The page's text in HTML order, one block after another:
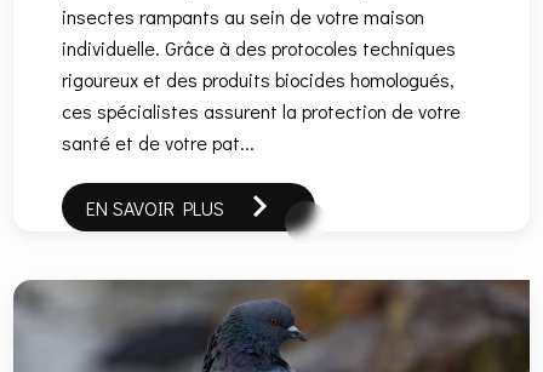
insectes rampants au sein de votre maison
individuelle. Grâce à des protocoles techniques
rigoureux et des produits biocides homologués,
ces spécialistes assurent la protection de votre
santé et de votre pat...
EN SAVOIR PLUS